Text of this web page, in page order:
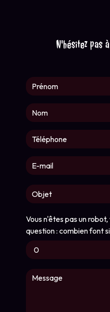
N'hésitez pas
Vous n'êtes pas un
question : combien font